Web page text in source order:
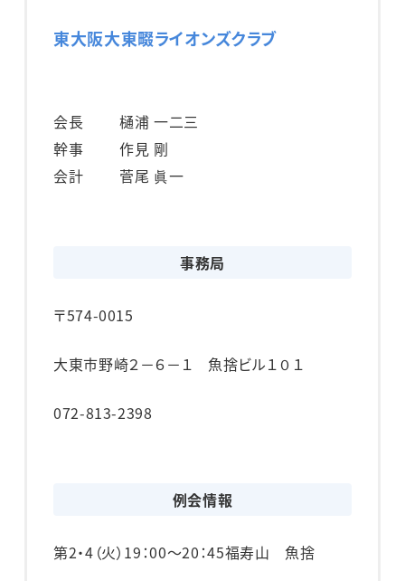
東大阪大東畷ライオンズクラブ
会長
樋浦 一二三
幹事
作見 剛
会計
菅尾 眞一
事務局
〒574-0015
大東市野崎２－６－１ 魚捨ビル１０１
072-813-2398
例会情報
第2・4（火） 19：00～20：45福寿山 魚捨